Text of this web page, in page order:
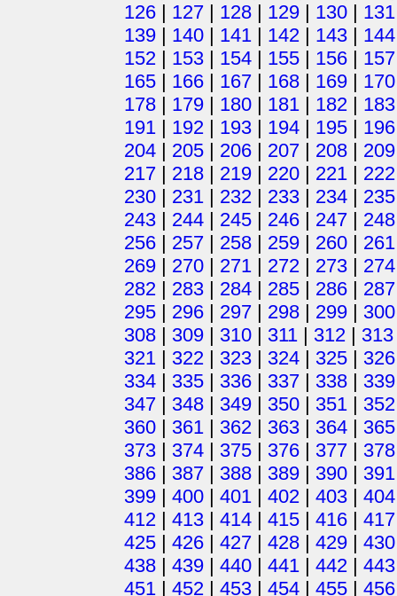
126 | 127 | 128 | 129 | 130 | 131
139 | 140 | 141 | 142 | 143 | 144
152 | 153 | 154 | 155 | 156 | 157
165 | 166 | 167 | 168 | 169 | 170
178 | 179 | 180 | 181 | 182 | 183
191 | 192 | 193 | 194 | 195 | 196
204 | 205 | 206 | 207 | 208 | 209
217 | 218 | 219 | 220 | 221 | 222
230 | 231 | 232 | 233 | 234 | 235
243 | 244 | 245 | 246 | 247 | 248
256 | 257 | 258 | 259 | 260 | 261
269 | 270 | 271 | 272 | 273 | 274
282 | 283 | 284 | 285 | 286 | 287
295 | 296 | 297 | 298 | 299 | 300
308 | 309 | 310 | 311 | 312 | 313
321 | 322 | 323 | 324 | 325 | 326
334 | 335 | 336 | 337 | 338 | 339
347 | 348 | 349 | 350 | 351 | 352
360 | 361 | 362 | 363 | 364 | 365
373 | 374 | 375 | 376 | 377 | 378
386 | 387 | 388 | 389 | 390 | 391
399 | 400 | 401 | 402 | 403 | 404
412 | 413 | 414 | 415 | 416 | 417
425 | 426 | 427 | 428 | 429 | 430
438 | 439 | 440 | 441 | 442 | 443
451 | 452 | 453 | 454 | 455 | 456